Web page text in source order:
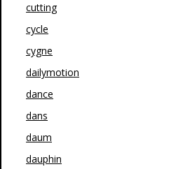
cutting
cycle
cygne
dailymotion
dance
dans
daum
dauphin